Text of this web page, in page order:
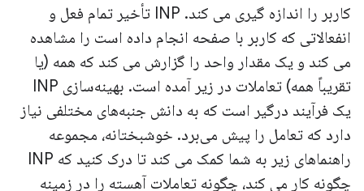
کاربر را اندازه گیری می کند. INP تأخیر تمام فعل و
انفعالاتی که کاربر با صفحه انجام داده است را مشاهده
می کند و یک مقدار واحد را گزارش می کند که همه (یا
تقریباً همه) تعاملات در زیر آمده است. بهینه‌سازی INP
یک فرآیند درگیر است که به دانش جنبه‌های مختلفی نیاز
دارد که تعامل را پیش می‌برد. خوشبختانه، مجموعه
راهنماهای زیر به شما کمک می کند تا درک کنید که INP
چگونه کار می کند، چگونه تعاملات آهسته را در زمینه